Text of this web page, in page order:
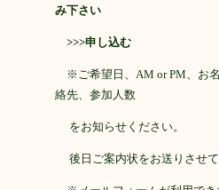
み下さい
>>>申し込む
※ご希望日、AM or PM、お
絡先、参加人数
をお知らせください。
後日ご案内状をお送りさせて